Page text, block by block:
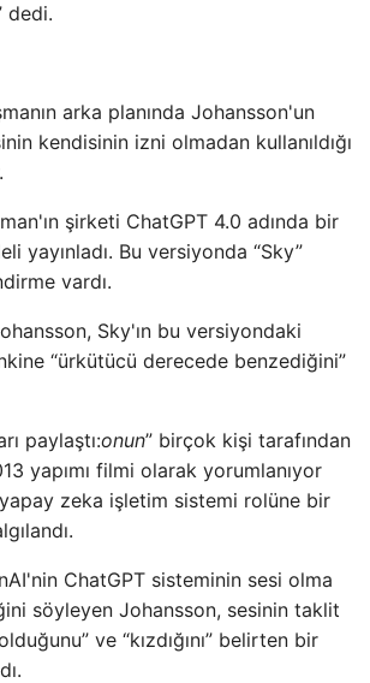
dedi.
arka planında Johansson'un
kendisinin izni olmadan kullanıldığı
şirketi ChatGPT 4.0 adında bir
yayınladı. Bu versiyonda “Sky”
vardı.
Sky'ın bu versiyondaki
“ürkütücü derecede benzediğini”
paylaştı:onun” birçok kişi tarafından
yapımı filmi olarak yorumlanıyor
zeka işletim sistemi rolüne bir
ChatGPT sisteminin sesi olma
söyleyen Johansson, sesinin taklit
ve “kızdığını” belirten bir